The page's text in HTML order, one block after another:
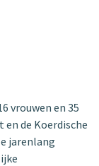
vrouwen en 35
de Koerdische
jarenlang